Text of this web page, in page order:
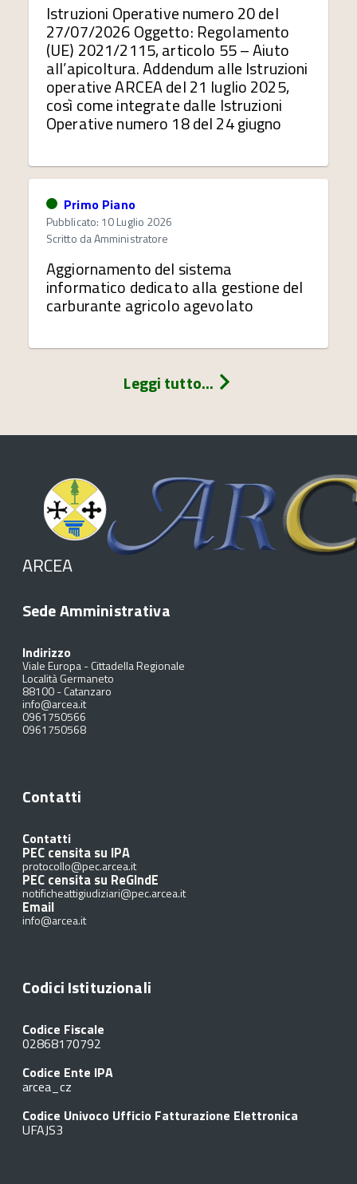
Istruzioni Operative numero 20 del
27/07/2026 Oggetto: Regolamento
(UE) 2021/2115, articolo 55 – Aiuto
all’apicoltura. Addendum alle Istruzioni
operative ARCEA del 21 luglio 2025,
così come integrate dalle Istruzioni
Operative numero 18 del 24 giugno
Primo Piano
Pubblicato: 10 Luglio 2026
Scritto daAmministratore
Aggiornamento del sistema
informatico dedicato alla gestione del
carburante agricolo agevolato
Leggi tutto...
ARCEA
Sede Amministrativa
Indirizzo
Viale Europa - Cittadella Regionale
Località Germaneto
88100-Catanzaro
info@arcea.it
0961750566
0961750568
Contatti
Contatti
PEC censita su IPA
protocollo@pec.arcea.it
PEC censita su ReGIndE
notificheattigiudiziari@pec.arcea.it
Email
info@arcea.it
Codici Istituzionali
Codice Fiscale
02868170792
Codice Ente IPA
arcea_cz
Codice Univoco Ufficio Fatturazione Elettronica
UFAJS3